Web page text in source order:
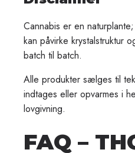
Cannabis er en
kan påvirke krystalstruktur
batch til batch.
Alle produkter sælges til
indtages eller opvarmes i
lovgivning.
FAQ –